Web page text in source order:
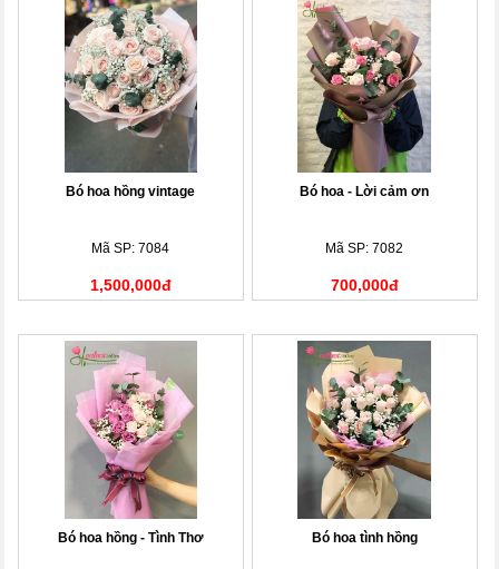
Bó hoa hồng vintage
Mã SP: 7084
1,500,000đ
Bó hoa - Lời cảm ơn
Mã SP: 7082
700,000đ
Bó hoa hồng - Tình Thơ Bó hoa tình hồng